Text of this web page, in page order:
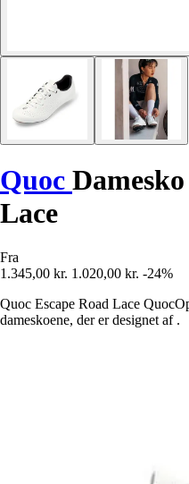
Quoc
Lace
Fra
1.345,00 kr. 1.020,00 kr. -24%
Quoc Escape Road Lace
dameskoene, der er designet af .